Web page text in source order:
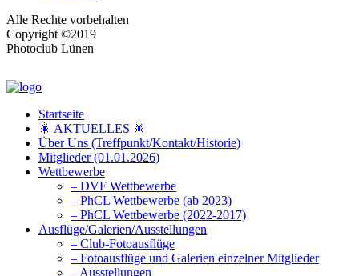
Alle Rechte vorbehalten
Copyright ©2019
Photoclub Lünen
Startseite
🎇 AKTUELLES 🎇
Über Uns (Treffpunkt/Kontakt/Historie)
Mitglieder (01.01.2026)
Wettbewerbe
– DVF Wettbewerbe
– PhCL Wettbewerbe (ab 2023)
– PhCL Wettbewerbe (2022-2017)
Ausflüge/Galerien/Ausstellungen
– Club-Fotoausflüge
– Fotoausflüge und Galerien einzelner Mitglieder
– Ausstellungen